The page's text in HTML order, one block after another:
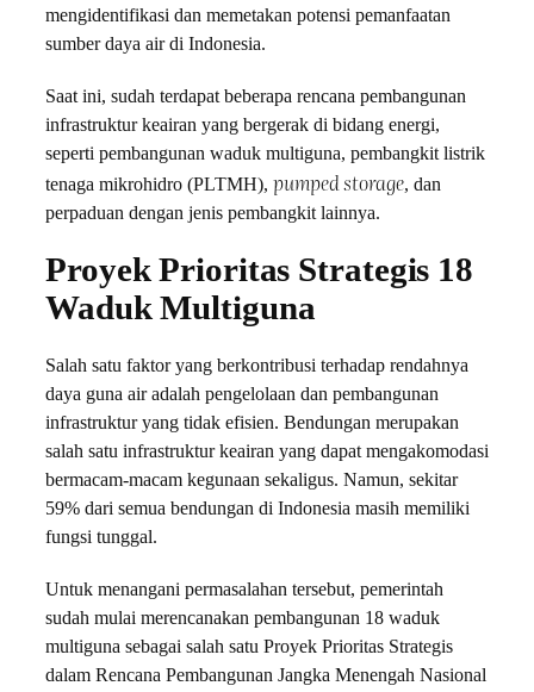
mengidentifikasi dan memetakan potensi pemanfaatan
sumber daya air di Indonesia.
Saat ini, sudah terdapat beberapa rencana pembangunan
infrastruktur keairan yang bergerak di bidang energi,
seperti pembangunan waduk multiguna, pembangkit listrik
tenaga mikrohidro (PLTMH), pumped storage, dan
perpaduan dengan jenis pembangkit lainnya.
Proyek Prioritas Strategis 18
Waduk Multiguna
Salah satu faktor yang berkontribusi terhadap rendahnya
daya guna air adalah pengelolaan dan pembangunan
infrastruktur yang tidak efisien. Bendungan merupakan
salah satu infrastruktur keairan yang dapat mengakomodasi
bermacam-macam kegunaan sekaligus. Namun, sekitar
59% dari semua bendungan di Indonesia masih memiliki
fungsi tunggal.
Untuk menangani permasalahan tersebut, pemerintah
sudah mulai merencanakan pembangunan 18 waduk
multiguna sebagai salah satu Proyek Prioritas Strategis
dalam Rencana Pembangunan Jangka Menengah Nasional